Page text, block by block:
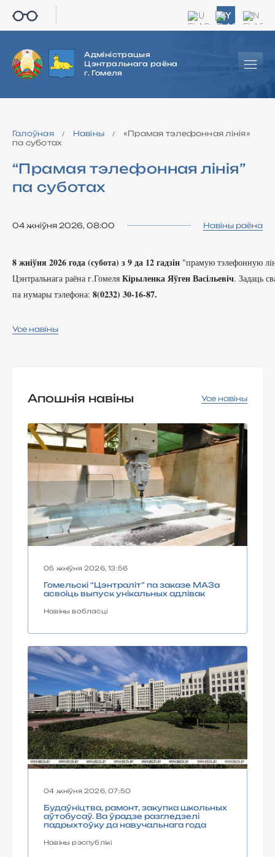
RU BY EN
Адміністрацыя
Цэнтральнага раёна
г. Гомеля
Галоўная / Навіны /
«Прамая тэлефонная лінія»
па суботах
“Прамая тэлефонная лінія”
па суботах
04 жніўня 2026, 08:00 Навіны раёна
8 жніўня 2026 года (субота) з 9 да 12 гадзін "прамую тэлефонную
Цэнтральнага раёна г.Гомеля Кірыленка Яўген Васільевіч. Задаць
па нумары тэлефона: 8(0232) 30-16-87.
Усе навіны
Апошнія навіны Усе навіны
05 жніўня 2026, 13:56
Гомельскі “Цэнтраліт” па заказе МАЗа
асвоіць выпуск унікальных адлівак
Навіны вобласці
04 жніўня 2026, 07:50
Будаўніцтва, рамонт, закупка школьных
аўтобусаў. Ва ўрадзе разгледзелі
падрыхтоўку да навучальнага года
Навіны рэспублікі